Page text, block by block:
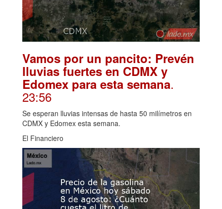
Vamos por un pancito: Prevén
lluvias fuertes en CDMX y
Edomex para esta semana.
23:56
Se esperan lluvias intensas de hasta 50 milímetros en
CDMX y Edomex esta semana.
El Financiero